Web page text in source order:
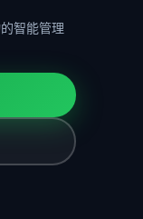
智能管理